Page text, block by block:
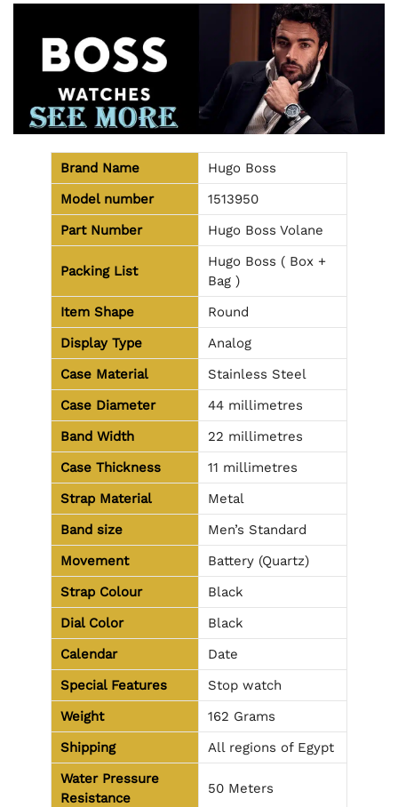
Brand Name
Hugo Boss
Model number
1513950
Part Number
Hugo Boss Volane
Packing List
Hugo Boss ( Box +
Bag )
Item Shape
Round
Display Type
Analog
Case Material
Stainless Steel
Case Diameter
44 millimetres
Band Width
22 millimetres
Case Thickness
11 millimetres
Strap Material
Metal
Band size
Men’s Standard
Movement
Battery (Quartz)
Strap Colour
Black
Dial Color
Black
Calendar
Date
Special Features
Stop watch
Weight
162 Grams
Shipping
All regions of Egypt
Water Pressure
Resistance
50 Meters